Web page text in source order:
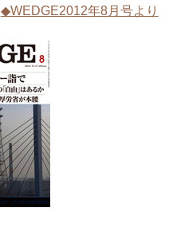
◆WEDGE2012年8月号より